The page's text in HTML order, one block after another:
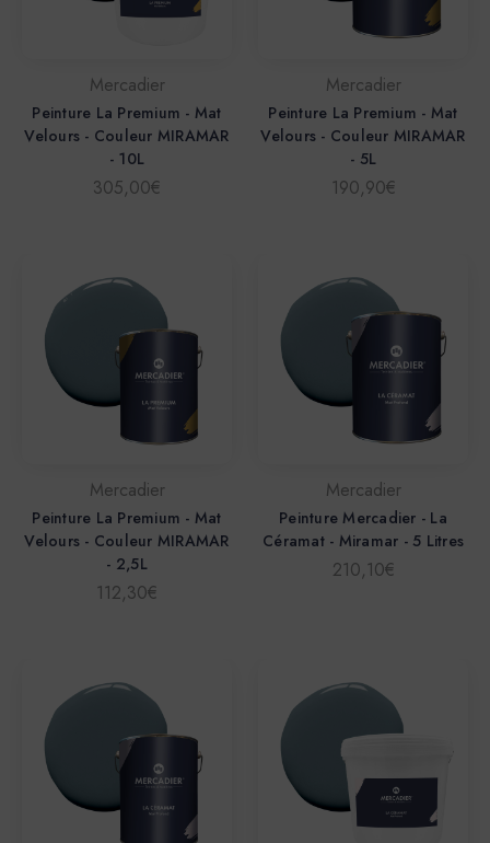
Mercadier
Peinture La Premium - Mat
Velours - Couleur MIRAMAR
- 10L
305,00€
Mercadier
Peinture La Premium - Mat
Velours - Couleur MIRAMAR
- 5L
190,90€
Mercadier
Peinture La Premium - Mat
Velours - Couleur MIRAMAR
- 2,5L
112,30€
Mercadier
Peinture Mercadier - La
Céramat - Miramar - 5 Litres
210,10€